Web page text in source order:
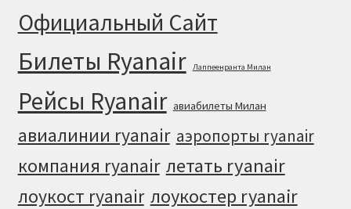
Официальный Cайт
Билеты Ryanair Лаппеенранта Милан
Рейсы Ryanair авиабилеты Милан
авиалинии ryanair аэропорты ryanair
компания ryanair летать ryanair
лоукост ryanair лоукостер ryanair